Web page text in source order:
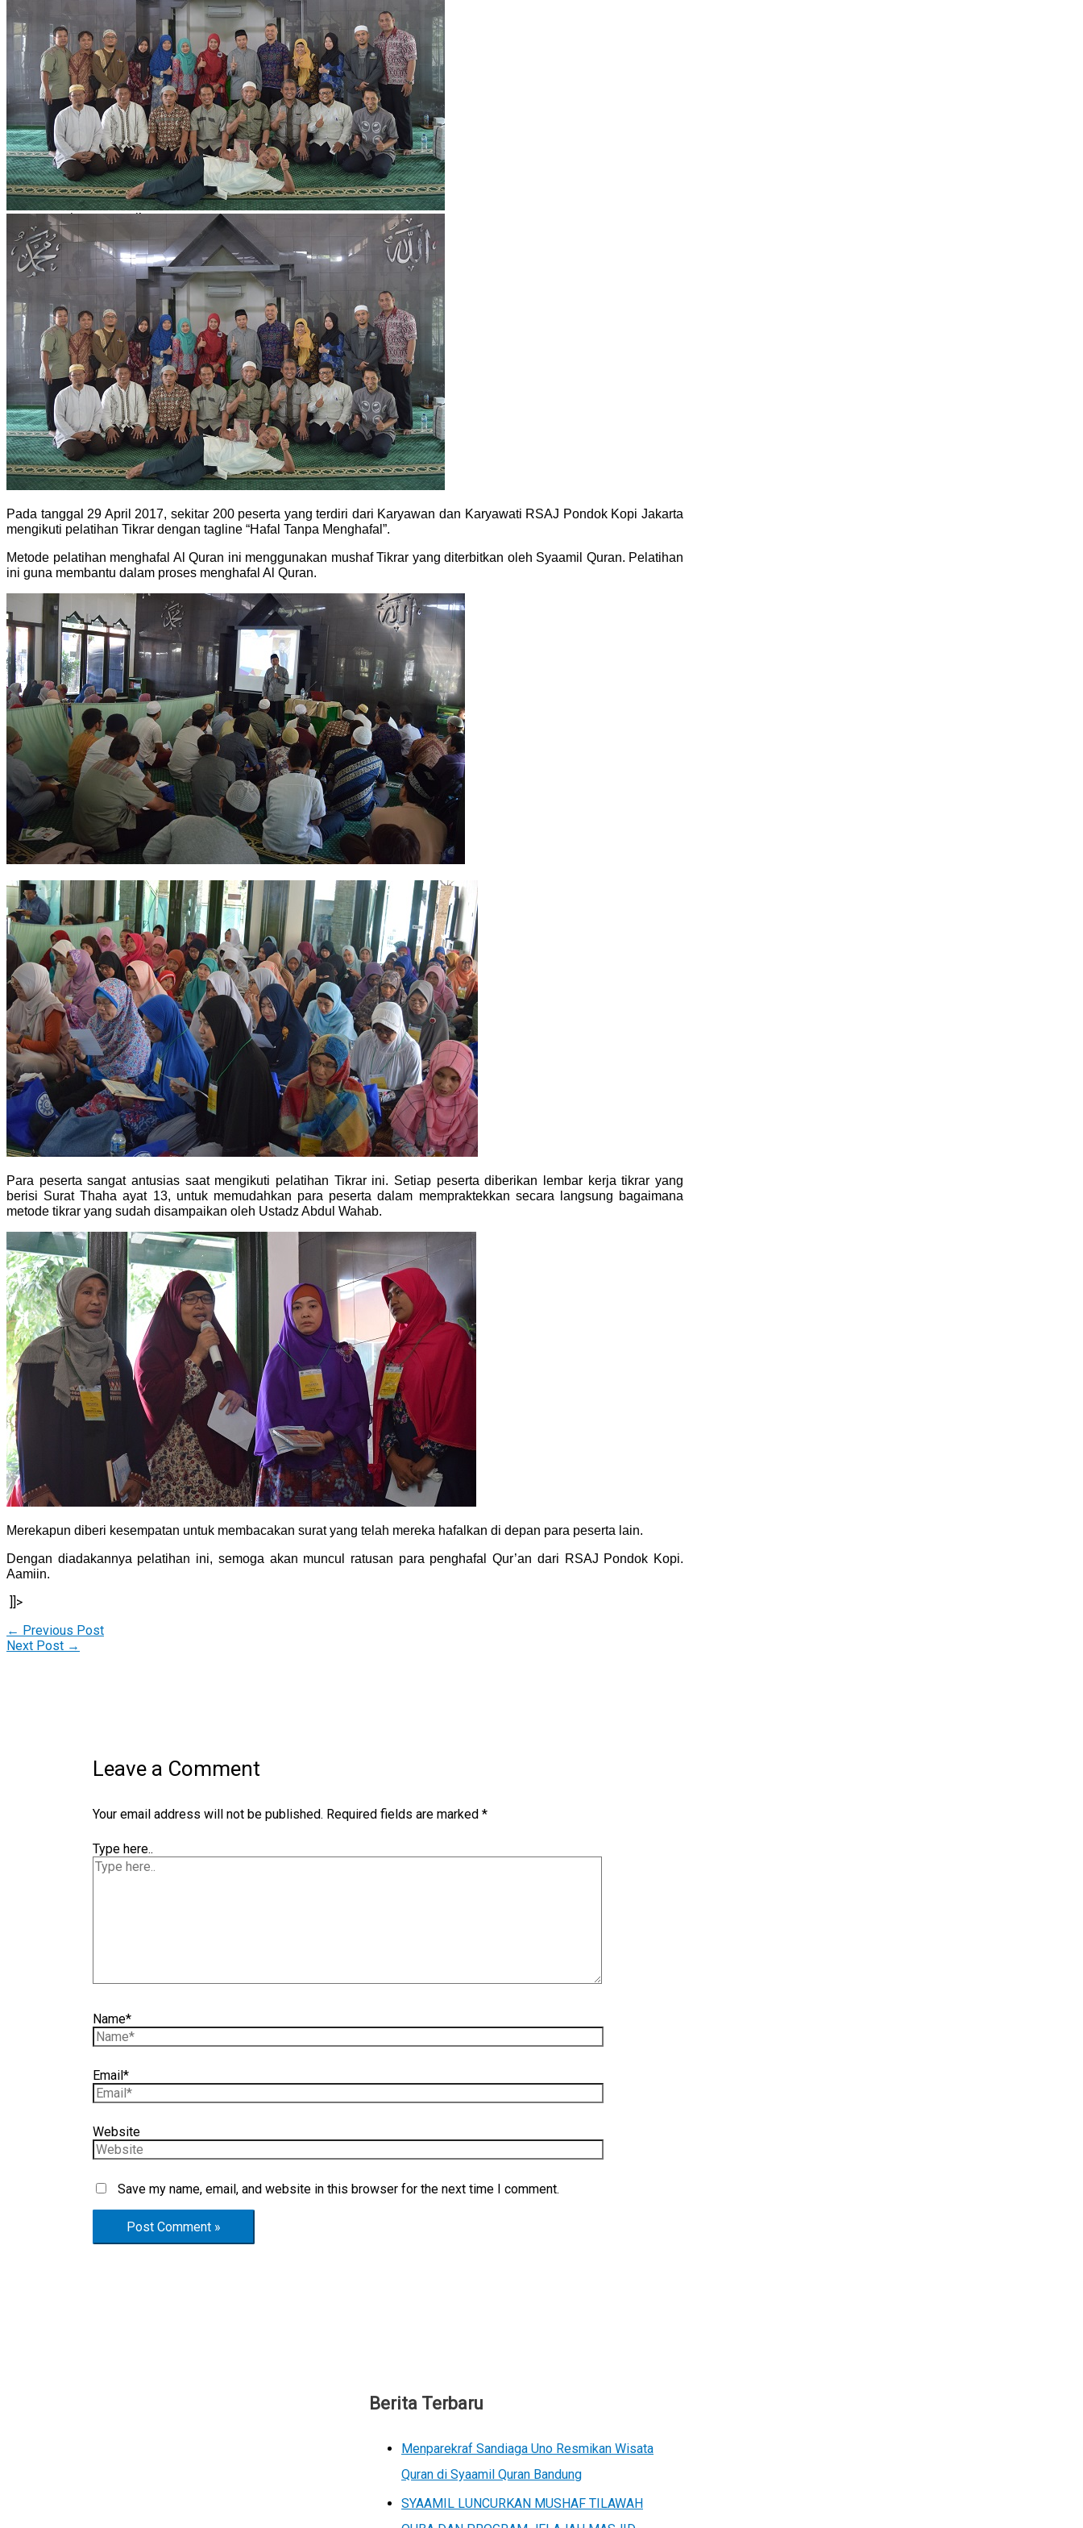
Al Quran Spesial Wanita Azalia
Al Quran Terjemah Per Kata
Al Quran Tilawah
Mushaf Tilawah Quba
Al Quran Transliterasi Latin
Kemitraan
Rumah Syaamil
Wholesale & Retail
Al Quran Customize
Wisata Quran
Apa itu Wisata Quran?
Pelatihan Kequranan
Apa itu Pelatihan Quran?
Trainer Syaamil Quran
X
Pada tanggal 29 April 2017, sekitar 200 peserta yang terdiri dari Karyawan dan Karyawati RSAJ Pondok Kopi Jakarta
mengikuti pelatihan Tikrar dengan tagline “Hafal Tanpa Menghafal”.
Metode pelatihan menghafal Al Quran ini menggunakan mushaf Tikrar yang diterbitkan oleh Syaamil Quran. Pelatihan
ini guna membantu dalam proses menghafal Al Quran.
Para peserta sangat antusias saat mengikuti pelatihan Tikrar ini. Setiap peserta diberikan lembar kerja tikrar yang
berisi Surat Thaha ayat 13, untuk memudahkan para peserta dalam mempraktekkan secara langsung bagaimana
metode tikrar yang sudah disampaikan oleh Ustadz Abdul Wahab.
Merekapun diberi kesempatan untuk membacakan surat yang telah mereka hafalkan di depan para peserta lain.
Dengan diadakannya pelatihan ini, semoga akan muncul ratusan para penghafal Qur’an dari RSAJ Pondok Kopi.
Aamiin.
]]>
← Previous Post
Next Post →
Leave a Comment
Your email address will not be published. Required fields are marked *
Type here..
Name*
Email*
Website
Save my name, email, and website in this browser for the next time I comment.
Berita Terbaru
Menparekraf Sandiaga Uno Resmikan Wisata
Quran di Syaamil Quran Bandung
SYAAMIL LUNCURKAN MUSHAF TILAWAH